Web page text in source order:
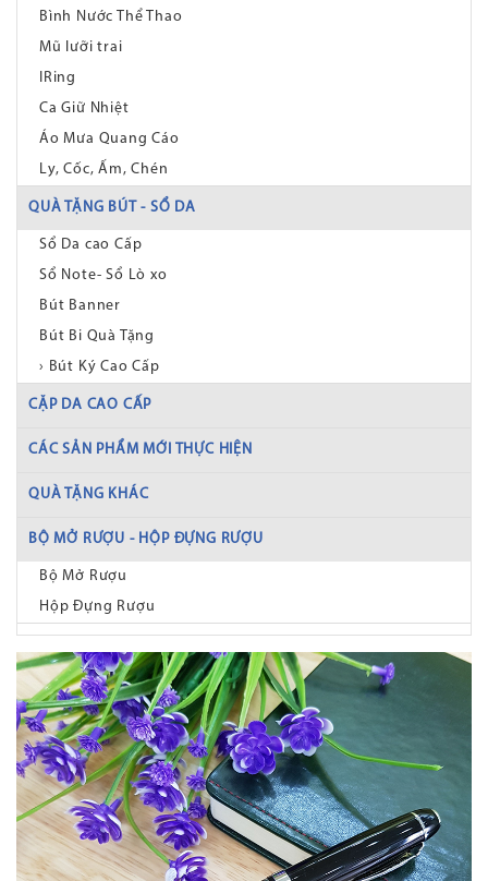
Bình Nước Thể Thao
Mũ lưỡi trai
IRing
Ca Giữ Nhiệt
Áo Mưa Quang Cáo
Ly, Cốc, Ấm, Chén
QUÀ TẶNG BÚT - SỔ DA
Sổ Da cao Cấp
Sổ Note- Sổ Lò xo
Bút Banner
Bút Bi Quà Tặng
› Bút Ký Cao Cấp
CẶP DA CAO CẤP
CÁC SẢN PHẨM MỚI THỰC HIỆN
QUÀ TẶNG KHÁC
BỘ MỞ RƯỢU - HỘP ĐỰNG RƯỢU
Bộ Mở Rượu
Hộp Đựng Rượu